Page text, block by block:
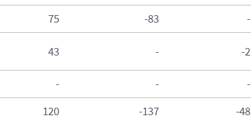
75 -83 -
43 - -2
- - -
120 -137 -48